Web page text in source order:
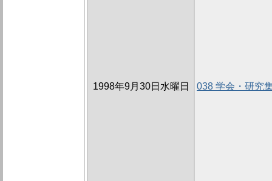
1998年9月30日水曜日 038 学会・研究